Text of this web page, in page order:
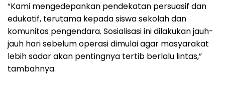
“Kami mengedepankan pendekatan persuasif dan
edukatif, terutama kepada siswa sekolah dan
komunitas pengendara. Sosialisasi ini dilakukan jauh-
jauh hari sebelum operasi dimulai agar masyarakat
lebih sadar akan pentingnya tertib berlalu lintas,”
tambahnya.